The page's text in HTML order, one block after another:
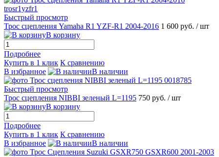
Быстрый просмотр
Трос сцепления Yamaha R1 YZF-R1 2004-2016 1 600 руб. / шт
В корзину
Подробнее
Купить в 1 клик К сравнению
В избранное
В наличии
Быстрый просмотр
Трос сцепления NIBBI зеленый L=1195 750 руб. / шт
В корзину
Подробнее
Купить в 1 клик К сравнению
В избранное
В наличии